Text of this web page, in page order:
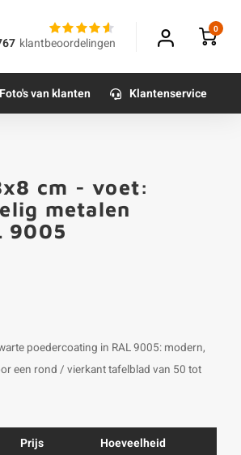
klantbeoordelingen
0
Foto's van klanten Klantenservice
cm - voet:
metalen
9005
poedercoating in RAL 9005: modern,
een rond / vierkant tafelblad van 50 tot
Prijs Hoeveelheid